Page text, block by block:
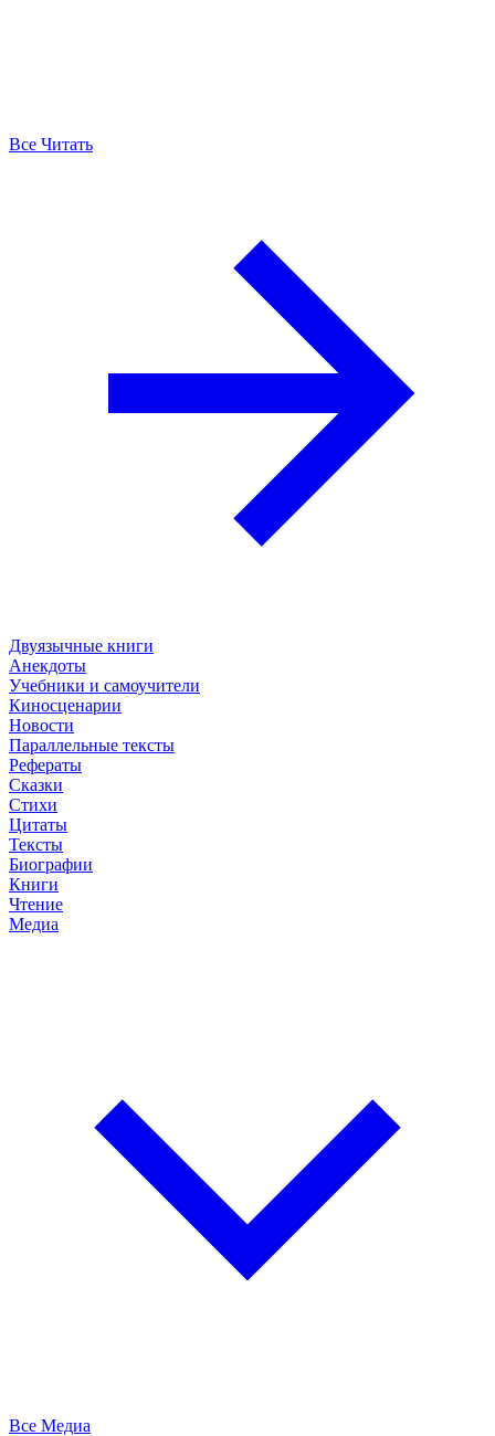
Все Читать
Двуязычные книги
Анекдоты
Учебники и самоучители
Киносценарии
Новости
Параллельные тексты
Рефераты
Сказки
Стихи
Цитаты
Тексты
Биографии
Книги
Чтение
Медиа
Все Медиа